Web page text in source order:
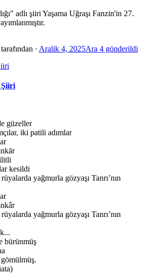
adlı şiiri Yaşama Uğraşı Fanzin'in 27.
tarafından · Aralik 4, 2025Ara 4 gönderildi
Şiiri
güzeller
iki patili adımlar
kesildi
rüyalarda yağmurla gözyaşı Tanrı’nın
rüyalarda yağmurla gözyaşı Tanrı’nın
bürünmüş